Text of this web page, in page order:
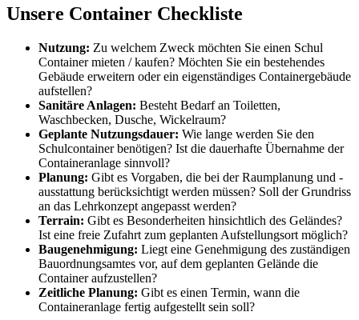
Unsere Container Checkliste
Nutzung: Zu welchem Zweck möchten Sie einen Schul
Container mieten / kaufen? Möchten Sie ein bestehendes
Gebäude erweitern oder ein eigenständiges Containergebäude
aufstellen?
Sanitäre Anlagen: Besteht Bedarf an Toiletten,
Waschbecken, Dusche, Wickelraum?
Geplante Nutzungsdauer: Wie lange werden Sie den
Schulcontainer benötigen? Ist die dauerhafte Übernahme der
Containeranlage sinnvoll?
Planung: Gibt es Vorgaben, die bei der Raumplanung und -
ausstattung berücksichtigt werden müssen? Soll der Grundriss
an das Lehrkonzept angepasst werden?
Terrain: Gibt es Besonderheiten hinsichtlich des Geländes?
Ist eine freie Zufahrt zum geplanten Aufstellungsort möglich?
Baugenehmigung: Liegt eine Genehmigung des zuständigen
Bauordnungsamtes vor, auf dem geplanten Gelände die
Container aufzustellen?
Zeitliche Planung: Gibt es einen Termin, wann die
Containeranlage fertig aufgestellt sein soll?